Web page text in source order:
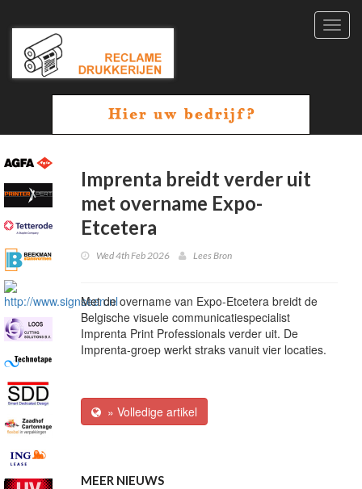
Imprenta breidt verder uit
met overname Expo-
Etcetera
Wed 4th Feb 2026 Lees Bron
Met de overname van Expo-Etcetera breidt de
Belgische visuele communicatiespecialist
Imprenta Print Professionals verder uit. De
Imprenta-groep werkt straks vanuit vier locaties.
» Volledige artikel
MEER NIEUWS